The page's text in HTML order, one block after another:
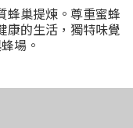
蜂巢提煉。尊重蜜蜂
康的生活，獨特味覺
場。